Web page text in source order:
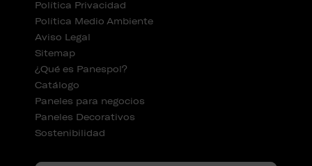
Política Privacidad
Política Medio Ambiente
Aviso Legal
Sitemap
¿Qué es Panespol?
Catálogo
Paneles para negocios
Paneles Decorativos
Sostenibilidad